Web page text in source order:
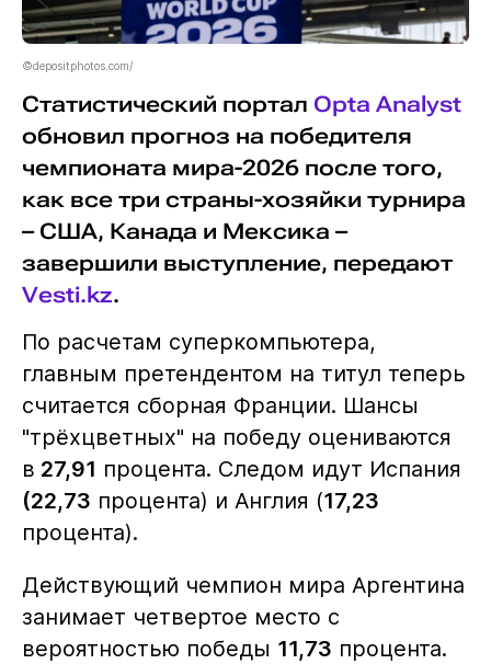
©depositphotos.com/
Статистический портал Opta Analyst
обновил прогноз на победителя
чемпионата мира-2026 после того,
как все три страны-хозяйки турнира
– США, Канада и Мексика –
завершили выступление, передают
Vesti.kz.
По расчетам суперкомпьютера,
главным претендентом на титул теперь
считается сборная Франции. Шансы
"трёхцветных" на победу оцениваются
в 27,91 процента. Следом идут Испания
(22,73 процента) и Англия (17,23
процента).
Действующий чемпион мира Аргентина
занимает четвертое место с
вероятностью победы 11,73 процента.